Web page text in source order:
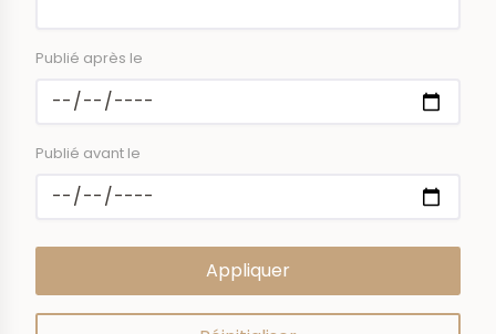
Publié après le
Publié avant le